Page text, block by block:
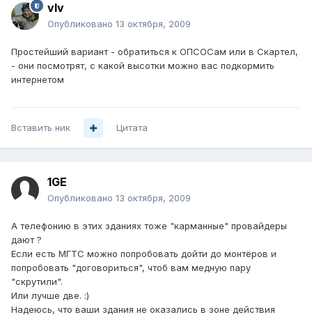
vIv
Опубликовано 13 октября, 2009
Простейший вариант - обратиться к ОПСОСам или в Скартел,
- они посмотрят, с какой высотки можно вас подкормить
интернетом
Вставить ник Цитата
1GE
Опубликовано 13 октября, 2009
А телефонию в этих зданиях тоже "карманные" провайдеры
дают ?
Если есть МГТС можно попробовать дойти до монтёров и
попробовать "договориться", чтоб вам медную пару
"скрутили".
Или лучше две. :)
Надеюсь, что ваши здания не оказались в зоне действия